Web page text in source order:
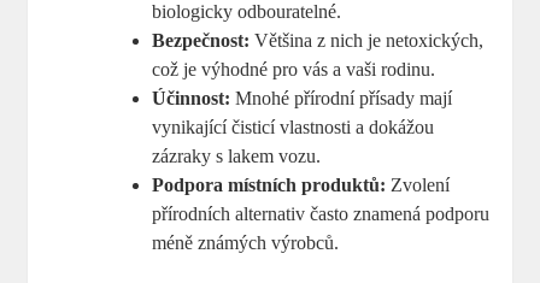
biologicky odbouratelné.
Bezpečnost: Většina z nich je netoxických,
což je výhodné pro vás a vaši rodinu.
Účinnost: Mnohé přírodní přísady mají
vynikající čisticí vlastnosti a dokážou
zázraky s lakem vozu.
Podpora místních produktů: Zvolení
přírodních alternativ často znamená podporu
méně známých výrobců.